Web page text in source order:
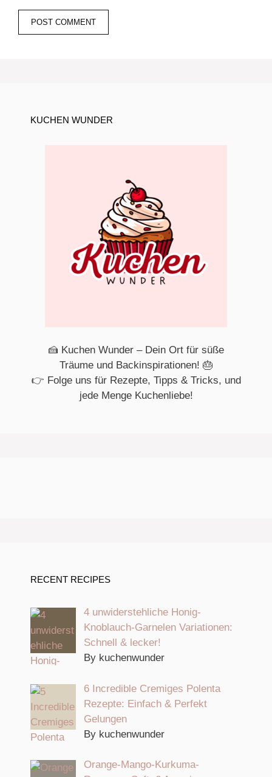
KUCHEN WUNDER
🍰 Kuchen Wunder – Dein Ort für süße
Träume und Backinspirationen! 🎂
👉 Folge uns für Rezepte, Tipps & Tricks, und
jede Menge Kuchenliebe!
RECENT RECIPES
4 unwiderstehliche Honig-
Knoblauch-Garnelen Variationen:
Schnell & lecker!
By kuchenwunder
6 Incredible Cremiges Polenta
Rezepte: Einfach & Perfekt
Gelungen
By kuchenwunder
Orange-Mango-Kurkuma-